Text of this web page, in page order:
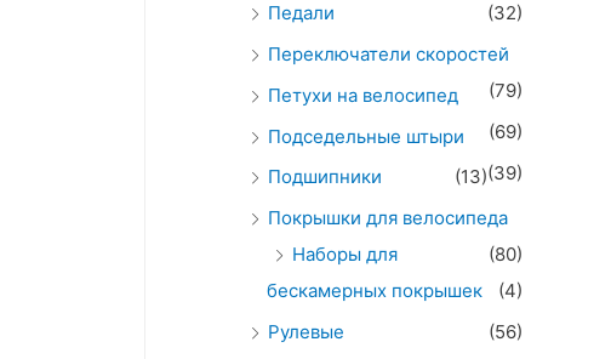
Педали
(32)
Переключатели скоростей
(79)
Петухи на велосипед
(69)
Подседельные штыри
(39)
Подшипники
(13)
Покрышки для велосипеда
(80)
Наборы для
бескамерных покрышек
(4)
Рулевые
(56)